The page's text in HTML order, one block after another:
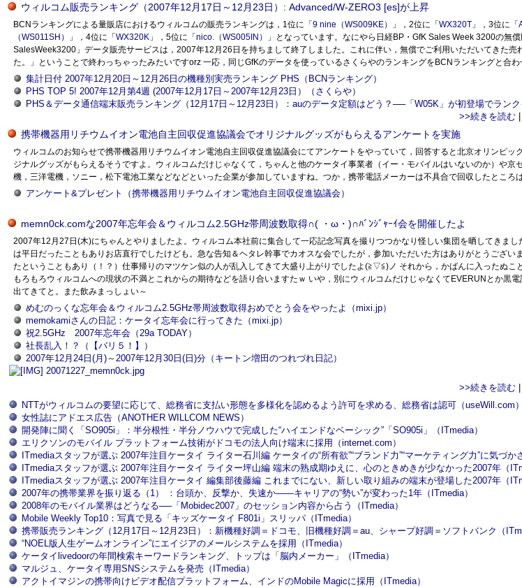
ウィルコム販売ランキング（2007年12月17日～12月23日）: Advanced/W-ZERO3 [es]が上昇
BCNランキングによる量販店におけるウィルコムの販売ランキングは，1位に「9 nine（WS009KE） 」，2位に「WX320T」，3位に「
（WS011SH）
」，4位に「WX320K 」，5位に「nico.（WS005IN）
」となっています。なにやら日経BP・GfK Sales Week 3200の無
SalesWeek3200」データ販売サービスは，2007年12月26日を持ちまして終了しました。これに伴い，無償でご利用いただいてきた売
た。」ということで終わっちゃったみたいですorz 一応，同じGfKのデータを使っているさくらやのランキングをBCNランキングと合わ
集計日付 2007年12月20日～12月26日の機種別実売ランキング PHS（BCNランキング）
PHS TOP 5! 2007年12月第4週 (2007年12月17日～2007年12月23日）（さくらや）
PHS＆データ通信端末販売ランキング（12月17日～12月23日）：auのデータ定額はどう？──「W05K」が初登場でランク
>>続きを読む |
携帯機器用リチウムイオン電池自主回収促進協議会でオリジナルグッズがもらえるアンケートを実施
ウィルコムのお知らせで携帯機器用リチウムイオン電池自主回収促進協議会にてアンケートをやっていて，回答すると北京オリンピッ
ジナルグッズがもらえるそうですよ。ウィルコムだけじゃなくて，ちゃんと他のケータイ事業者（イー・モバイルはいないのか）や京
機，三洋電機，ソニー，松下電池工業などなどといった企業が参加していますね。つか，携帯電話メーカーは不具合で回収したところ
アンケート&プレゼント（携帯機器用リチウムイオン電池自主回収促進協議会）
memn0ck.comな2007年忘年会＆ウィルコム2.5GHz帯周波数取得∩( ・ω・)∩ﾊﾞﾝｼﾞｬｰｲ会を開催したよ
2007年12月27日(木)にちゃんとやりましたよ。ウィルコム本社前に集合して一応記念写真を撮りつつかなり怪しい集団を晒してきまし
は平日だったこともありお店直行でしたけども。急な告知＆ヘタレ幹事でカオスな会でしたが，参加いただいた方はありがとうござい
たということもあり（！？）仕事帰りのマツケン似の人が乱入してきて大盛り上がりでしたよ(≧▽≦)ノ それから，かばんに入ったぬこ
もろもろウィルコムへの現状の不満とこれからの期待などを語り合いますたｗ いや，別にウィルコムだけじゃなくてEVERUNとか黒
出てきてと。また飲みまっしょい～
めむのっくな忘年会＆ウィルコム2.5GHz帯周波数取得おめでとう会をやったよ（mixi.jp）
memokamiさんの日記：ケータイ忘年会に行ってきた（mixi.jp）
祝2.5GHz 2007年忘年会（29a TODAY）
社長乱入！？（【バリ５！】）
2007年12月24日(月)～2007年12月30日(日)分（キートン増田のつれづれ日記）
>>続きを読む
NTTがウィルコムの要望に応じて、総務省に支払い形態を多様化を認めるよう許可を求める、総務省は認可（useWill.com）
女性誌にアドエス広告（ANOTHER WILLCOM NEWS）
開発陣に聞く「SO905i」：半分根性・半分ノウハウで完成した“ハイエンドなベーシック”「SO905i」（ITmedia）
エリクソンのモバイル プラットフォーム技術がドコモの法人向け端末に採用（internet.com）
ITmediaスタッフが選ぶ 2007年注目ケータイ ライター石川編 ケータイの“所有欲”“ブランド力”“マーケティング力”に気づか
ITmediaスタッフが選ぶ 2007年注目ケータイ ライター坪山編 端末の熟成期ゆえに、心のときめきが少なかった2007年（
ITmediaスタッフが選ぶ 2007年注目ケータイ 編集部後藤編 これまでにない、新しい取り組みの端末が登場した2007年（
2007年の携帯業界を振り返る（1） ：台頭か、反撃か、失速か――キャリアの“勢い”が変わった1年（ITmedia）
2008年のモバイル業界はどうなる──「Mobidec2007」のセッション内容から占う（ITmedia）
Mobile Weekly Top10：写真で見る「キッズケータイ F801i」スリッパ（ITmedia）
携帯販売ランキング（12月17日～12月23日）：新機種好調＝ドコモ、旧機種好調＝au、シャープ好調＝ソフトバンク（
“NOEL版人生ゲームオンライン”にエイジアのメールシステムを採用（ITmedia）
ケータイlivedoorの年間検索キーワードランキング、トップは「脳内メーカー」（ITmedia）
マルジュ、ケータイ専用SNSシステムを発売（ITmedia）
アクトイマジンの携帯向けビデオ配信プラットフォーム、インドのMobile Magicに採用（ITmedia）